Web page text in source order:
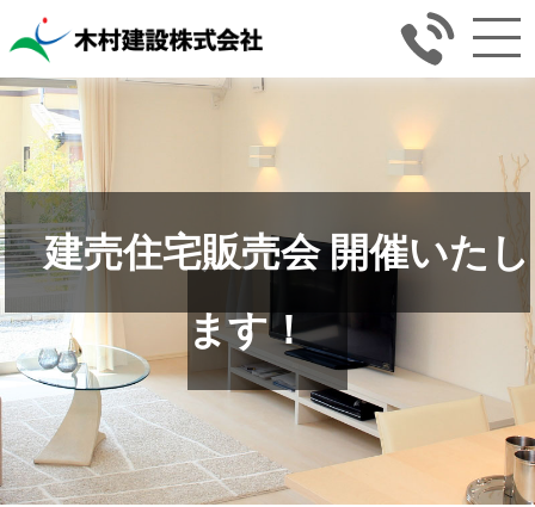
建売住宅販売会 開催いたし
ます！